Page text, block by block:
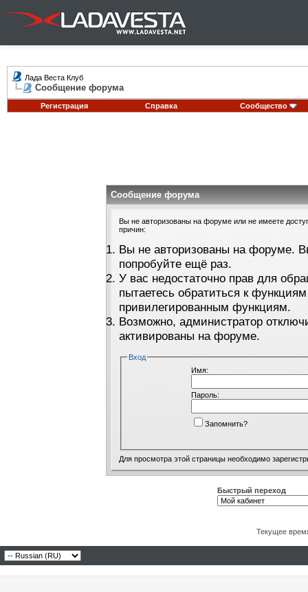
Лада Веста Клуб
Сообщение форума
Регистрация Справка Сообщество
Сообщение форума
Вы не авторизованы на форуме или не имеете
причин:
Вы не авторизованы на форуме.
попробуйте ещё раз.
У вас недостаточно прав для
пытаетесь обратиться к
привилегированным функциям.
Возможно, администратор
активированы на форуме.
Вход
Имя:
Пароль:
Запомнить?
Для просмотра этой страницы необходимо
Быстрый переход
Текущее